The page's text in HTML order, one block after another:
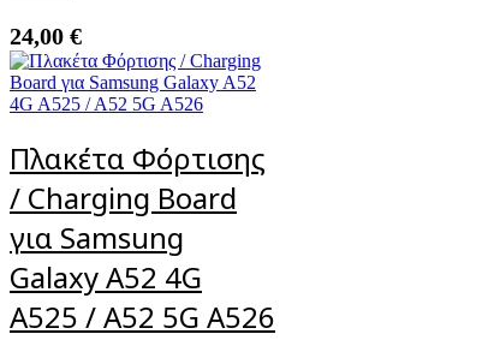
24,00 €
Πλακέτα Φόρτισης
/ Charging Board
για Samsung
Galaxy A52 4G
A525 / A52 5G A526